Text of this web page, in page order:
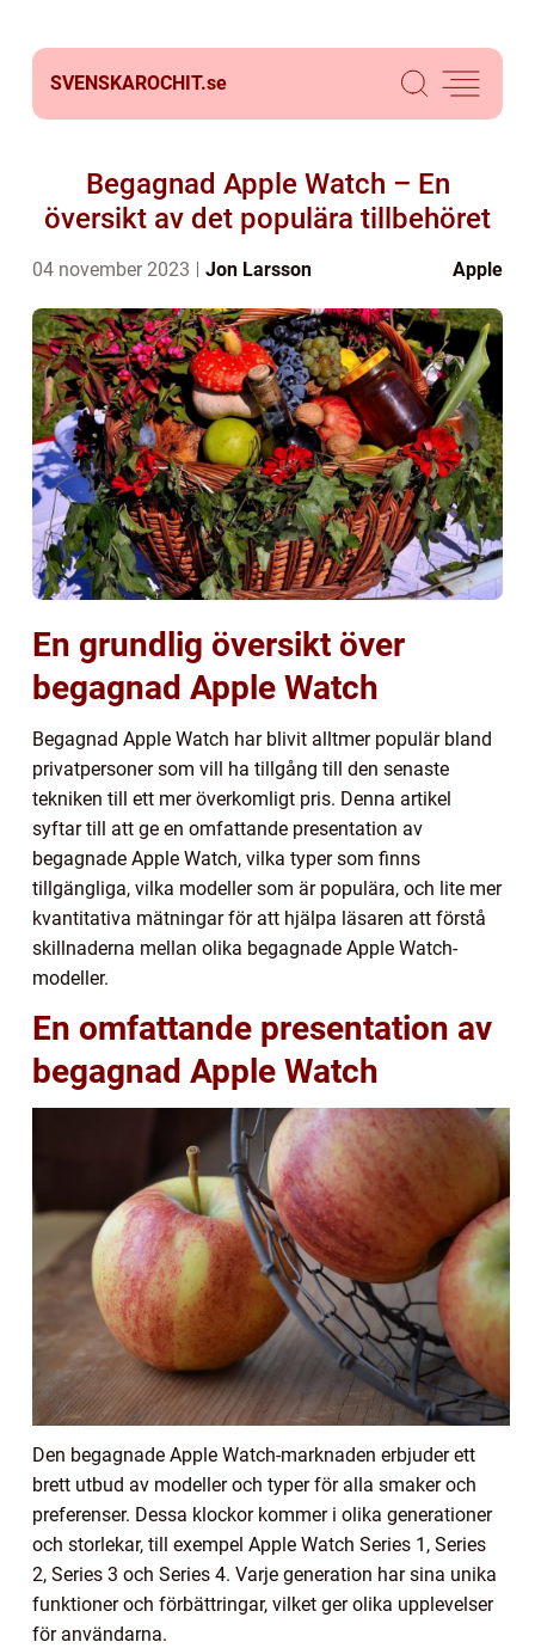
SVENSKAROCHIT.se
Begagnad Apple Watch – En
översikt av det populära tillbehöret
04 november 2023 Jon Larsson Apple
En grundlig översikt över
begagnad Apple Watch
Begagnad Apple Watch har blivit alltmer populär bland
privatpersoner som vill ha tillgång till den senaste
tekniken till ett mer överkomligt pris. Denna artikel
syftar till att ge en omfattande presentation av
begagnade Apple Watch, vilka typer som finns
tillgängliga, vilka modeller som är populära, och lite mer
kvantitativa mätningar för att hjälpa läsaren att förstå
skillnaderna mellan olika begagnade Apple Watch-
modeller.
En omfattande presentation av
begagnad Apple Watch
Den begagnade Apple Watch-marknaden erbjuder ett
brett utbud av modeller och typer för alla smaker och
preferenser. Dessa klockor kommer i olika generationer
och storlekar, till exempel Apple Watch Series 1, Series
2, Series 3 och Series 4. Varje generation har sina unika
funktioner och förbättringar, vilket ger olika upplevelser
för användarna.